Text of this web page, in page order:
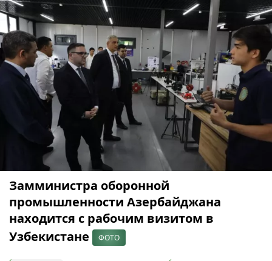
Замминистра оборонной
промышленности Азербайджана
находится с рабочим визитом в
Узбекистане
ФОТО